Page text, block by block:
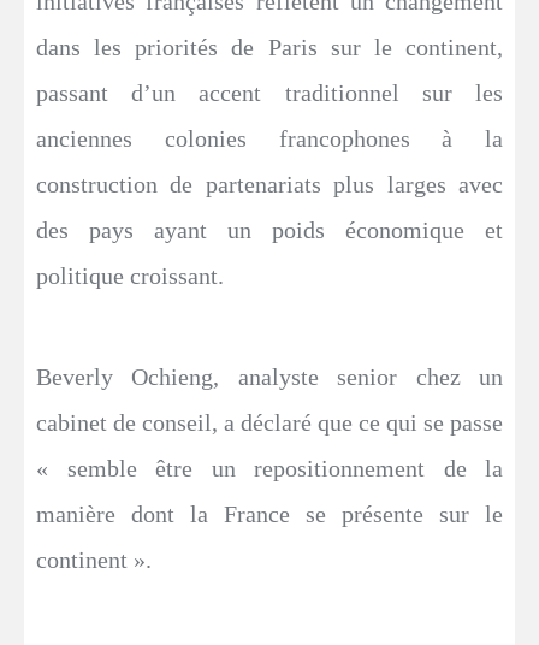
dans les priorités de Paris sur le continent,
passant d’un accent traditionnel sur les
anciennes colonies francophones à la
construction de partenariats plus larges avec
des pays ayant un poids économique et
politique croissant.
Beverly Ochieng, analyste senior chez un
cabinet de conseil, a déclaré que ce qui se passe
« semble être un repositionnement de la
manière dont la France se présente sur le
continent ».